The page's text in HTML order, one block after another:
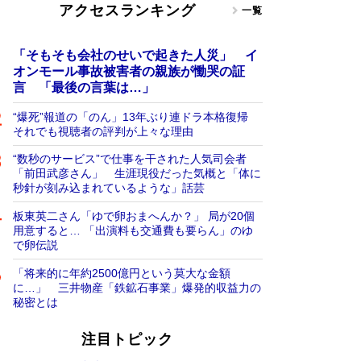
アクセスランキング 一覧
「そもそも会社のせいで起きた人災」 イ
オンモール事故被害者の親族が慟哭の証
言 「最後の言葉は…」
“爆死”報道の「のん」13年ぶり連ドラ本格復帰
それでも視聴者の評判が上々な理由
“数秒のサービス”で仕事を干された人気司会者
「前田武彦さん」 生涯現役だった気概と「体に
秒針が刻み込まれているような」話芸
板東英二さん「ゆで卵おまへんか？」 局が20個
用意すると… 「出演料も交通費も要らん」のゆ
で卵伝説
「将来的に年約2500億円という莫大な金額
に…」 三井物産「鉄鉱石事業」爆発的収益力の
秘密とは
注目トピック